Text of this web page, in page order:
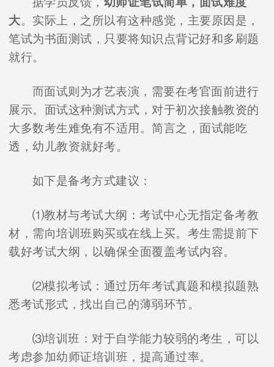
大。实际上，之所以有这种感觉，主要原因是，
笔试为书面测试，只要将知识点背记好和多刷题
就行。
而面试则为才艺表演，需要在考官面前进行
展示。面试这种测试方式，对于初次接触教资的
大多数考生难免有不适用。简言之，面试能吃
透，幼儿教资就好考。
如下是备考方式建议：
⑴教材与考试大纲：考试中心无指定备考教
材，需向培训班购买或在线上买。考生需提前下
载好考试大纲，以确保全面覆盖考试内容。
⑵模拟考试：通过历年考试真题和模拟题熟
悉考试形式，找出自己的薄弱环节。
⑶培训班：对于自学能力较弱的考生，可以
考虑参加幼师证培训班，提高通过率。